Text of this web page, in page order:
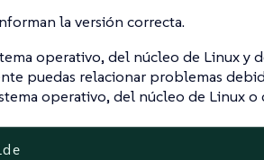
la versión correcta.
operativo, del núcleo de Linux y
puedas relacionar problemas
operativo, del núcleo de Linux o